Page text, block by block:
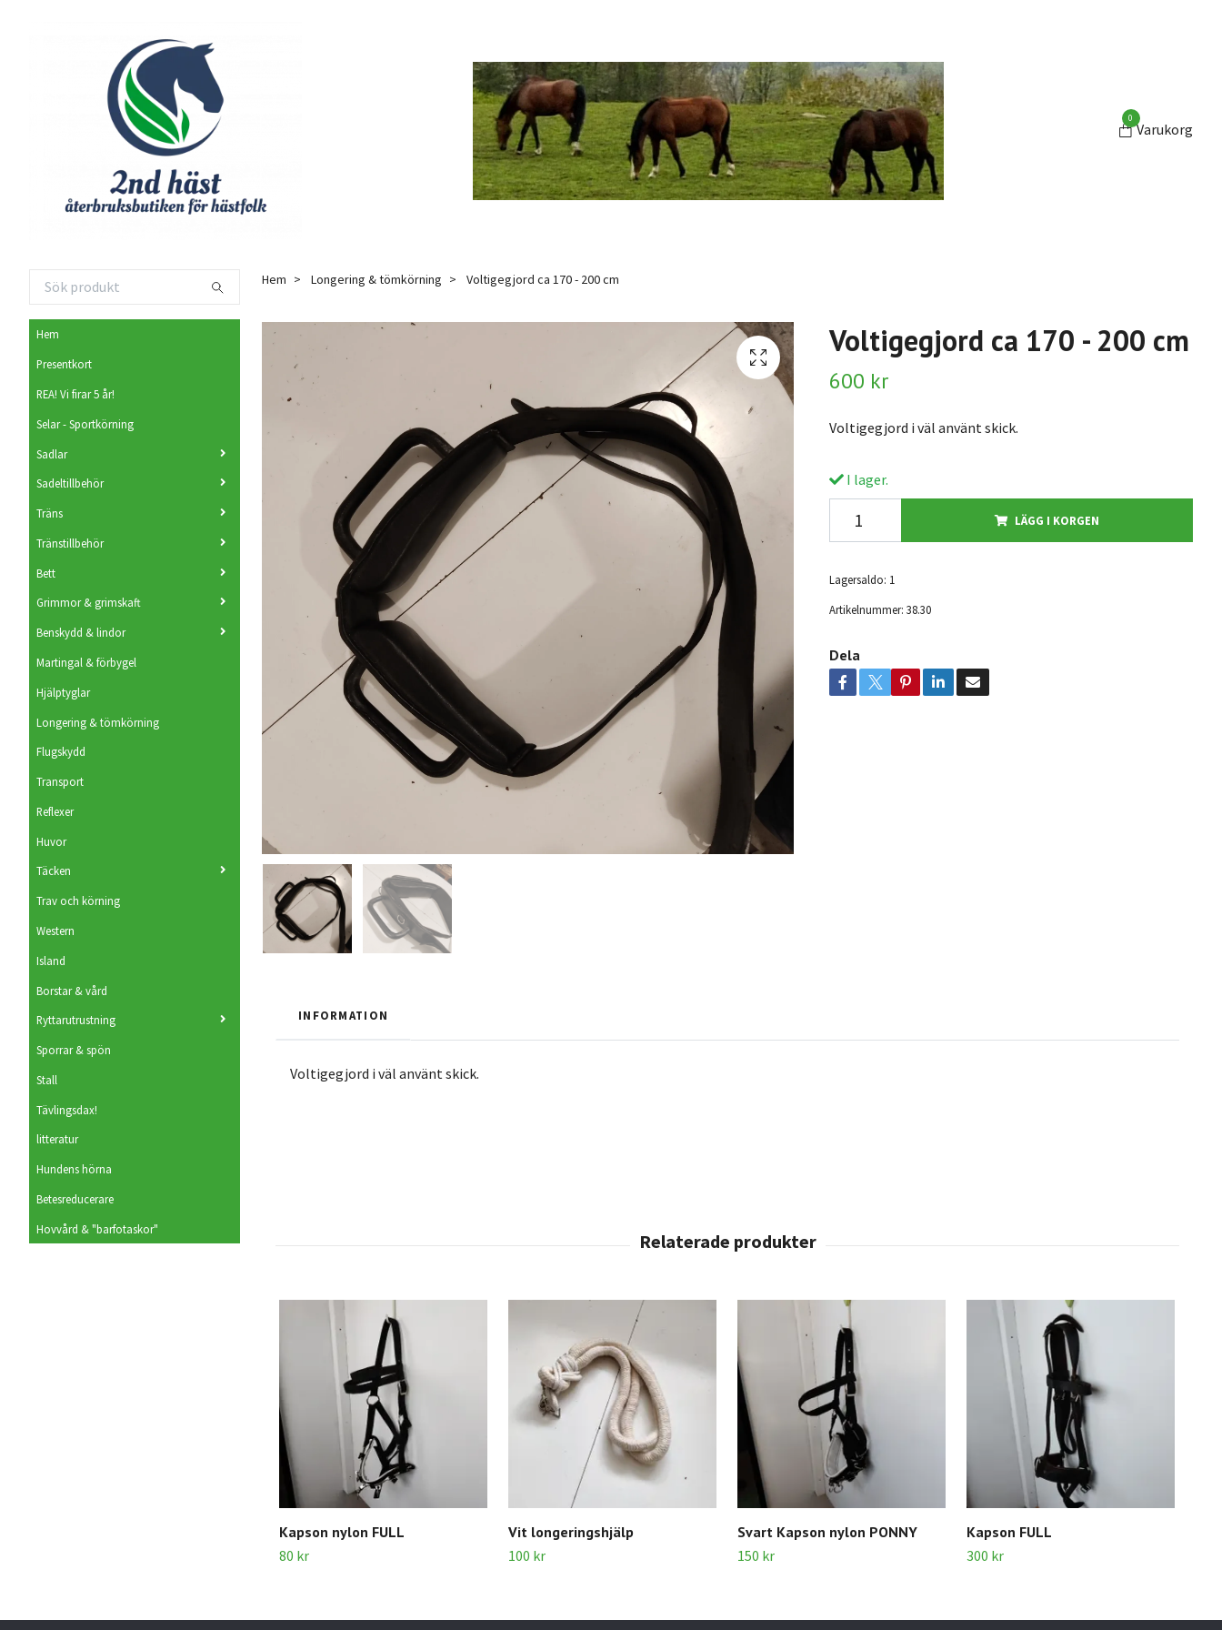
0
Varukorg
Hem
Presentkort
REA! Vi firar 5 år!
Selar - Sportkörning
Sadlar
Sadeltillbehör
Träns
Tränstillbehör
Bett
Grimmor & grimskaft
Benskydd & lindor
Martingal & förbygel
Hjälptyglar
Longering & tömkörning
Flugskydd
Transport
Reflexer
Huvor
Täcken
Trav och körning
Western
Island
Borstar & vård
Ryttarutrustning
Sporrar & spön
Stall
Tävlingsdax!
litteratur
Hundens hörna
Betesreducerare
Hovvård & "barfotaskor"
Hem Longering & tömkörning Voltigegjord ca 170 - 200 cm
Voltigegjord ca 170 - 200 cm
600 kr
Voltigegjord i väl använt skick.
I lager.
LÄGG I KORGEN
Lagersaldo: 1
Artikelnummer: 38.30
Dela
INFORMATION
Voltigegjord i väl använt skick.
Kapson nylon FULL
80 kr
Vit longeringshjälp
100 kr
Svart Kapson nylon PONNY
150 kr
Kapson FULL
300 kr